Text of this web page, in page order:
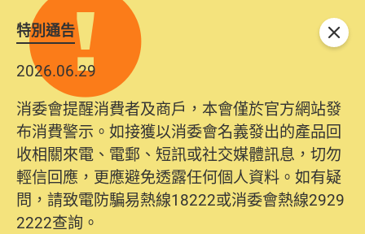
特別通告
2026.06.29
消委會提醒消費者及商戶，本會僅於官方網站發
布消費警示。如接獲以消委會名義發出的產品回
收相關來電、電郵、短訊或社交媒體訊息，切勿
輕信回應，更應避免透露任何個人資料。如有疑
問，請致電防騙易熱線18222或消委會熱線2929
2222查詢。
關閉